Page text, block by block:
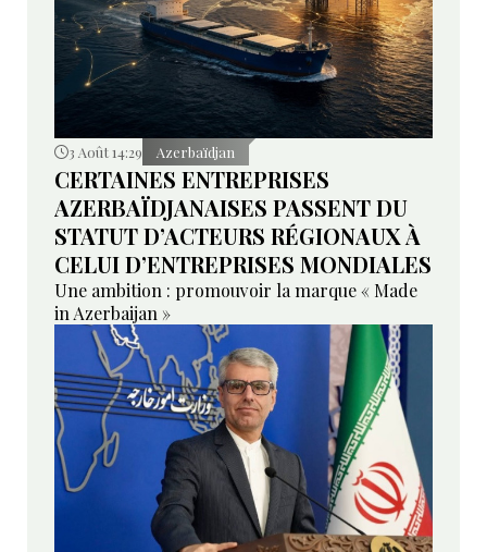
3 Août 14:29 Azerbaïdjan
CERTAINES ENTREPRISES
AZERBAÏDJANAISES PASSENT DU
STATUT D’ACTEURS RÉGIONAUX À
CELUI D’ENTREPRISES MONDIALES
Une ambition : promouvoir la marque « Made
in Azerbaijan »